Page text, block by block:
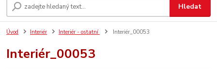
Hledat
Úvod Interiér Interiér - ostatní Interiér_00053
Interiér_00053